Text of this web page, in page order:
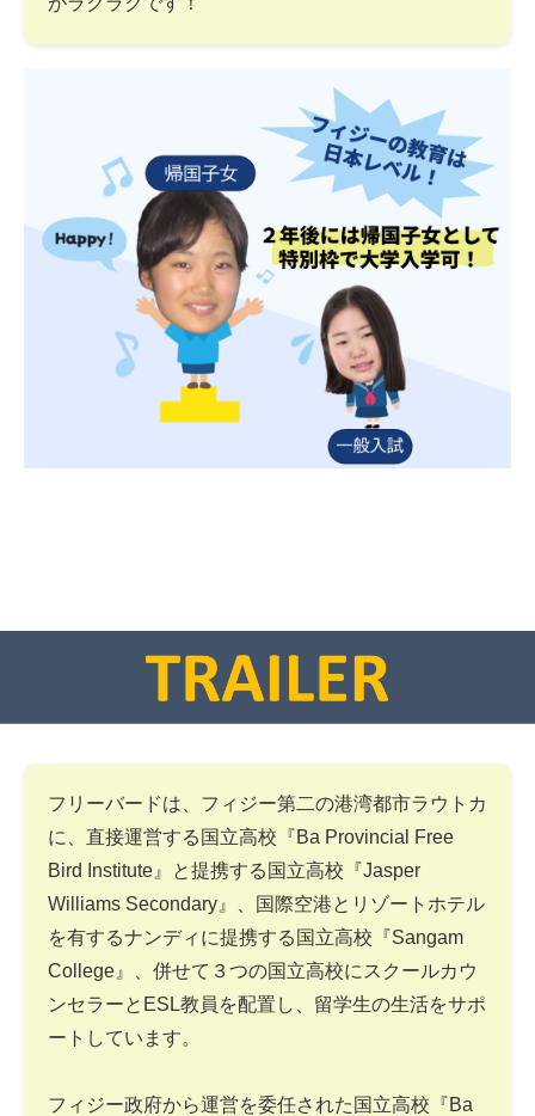
フリーバードは、フィジー第二の港湾都市ラウトカ
に、直接運営する国立高校『Ba Provincial Free
Bird Institute』と提携する国立高校『Jasper
Williams Secondary』、国際空港とリゾートホテル
を有するナンディに提携する国立高校『Sangam
College』、併せて３つの国立高校にスクールカウ
ンセラーとESL教員を配置し、留学生の生活をサポ
ートしています。
フィジー政府から運営を委任された国立高校『Ba